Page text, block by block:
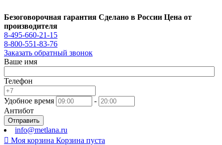
Безоговорочная гарантия Сделано в России Цена от
производителя
8-495-660-21-15
8-800-551-83-76
Заказать обратный звонок
Ваше имя
Телефон
Удобное время
-
Антибот
Отправить
info@metlana.ru
 Моя корзина Корзина пуста